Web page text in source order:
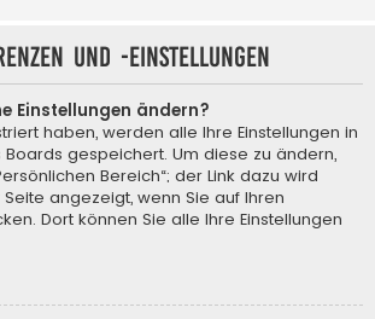
und -einstellungen
Einstellungen ändern?
haben, werden alle Ihre Einstellungen in
gespeichert. Um diese zu ändern,
Bereich“; der Link dazu wird
angezeigt, wenn Sie auf Ihren
Dort können Sie alle Ihre Einstellungen